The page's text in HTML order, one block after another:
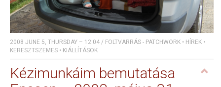
2008 JUNE 5, THURSDAY – 12:04 / FOLTVARRÁS - PATCHWORK • HÍREK •
KERESZTSZEMES • KIÁLLÍTÁSOK
Kézimunkáim bemutatása